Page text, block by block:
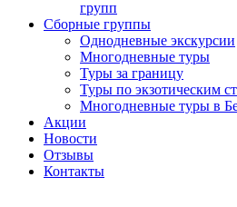
групп
Сборные группы
Однодневные экскурсии
Многодневные туры
Туры за границу
Туры по экзотическим
Многодневные туры в
Акции
Новости
Отзывы
Контакты